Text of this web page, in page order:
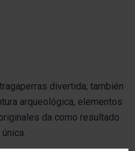
divertida; también
arqueológica, elementos
da como resultado